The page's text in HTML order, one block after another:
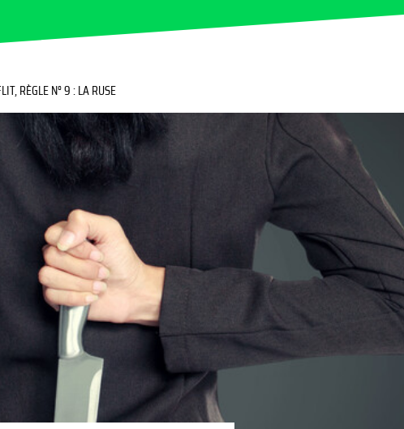
RÈGLE N° 9 : LA RUSE